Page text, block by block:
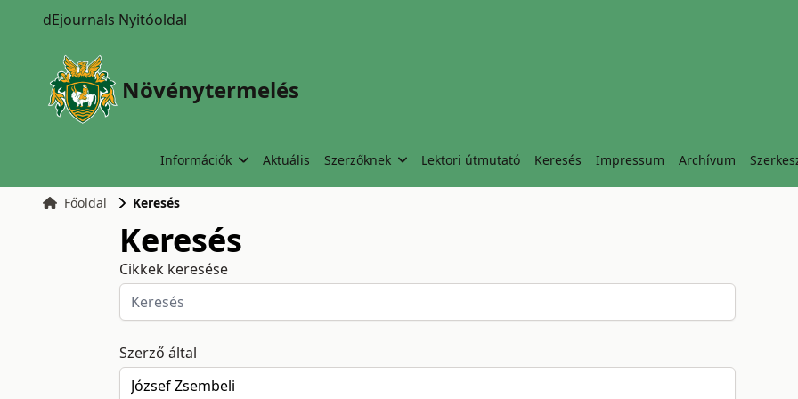
dEjournals Nyitóoldal
Növénytermelés
Információk Aktuális Szerzőknek Lektori útmutató Keresés Impressum Archívum
Főoldal Keresés
Keresés
Cikkek keresése
Szerző által